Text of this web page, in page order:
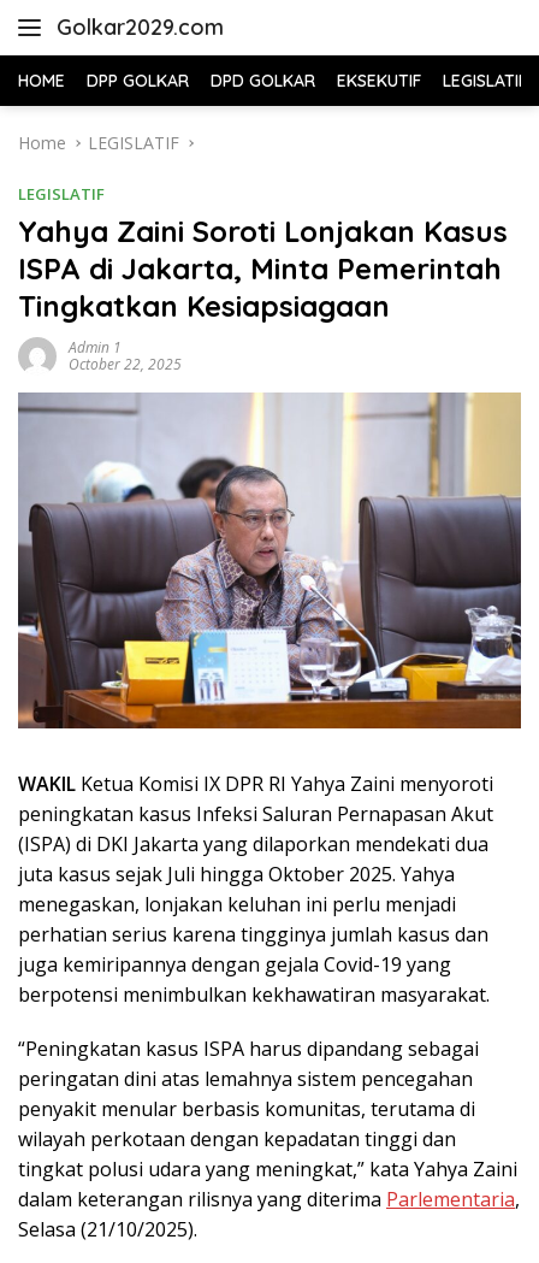
Golkar2029.com
HOME DPP GOLKAR DPD GOLKAR EKSEKUTIF LEGISLATIF
Home LEGISLATIF
LEGISLATIF
Yahya Zaini Soroti Lonjakan Kasus
ISPA di Jakarta, Minta Pemerintah
Tingkatkan Kesiapsiagaan
Admin 1
October 22, 2025
WAKIL Ketua Komisi IX DPR RI Yahya Zaini menyoroti
peningkatan kasus Infeksi Saluran Pernapasan Akut
(ISPA) di DKI Jakarta yang dilaporkan mendekati dua
juta kasus sejak Juli hingga Oktober 2025. Yahya
menegaskan, lonjakan keluhan ini perlu menjadi
perhatian serius karena tingginya jumlah kasus dan
juga kemiripannya dengan gejala Covid-19 yang
berpotensi menimbulkan kekhawatiran masyarakat.
“Peningkatan kasus ISPA harus dipandang sebagai
peringatan dini atas lemahnya sistem pencegahan
penyakit menular berbasis komunitas, terutama di
wilayah perkotaan dengan kepadatan tinggi dan
tingkat polusi udara yang meningkat,” kata Yahya Zaini
dalam keterangan rilisnya yang diterima Parlementaria,
Selasa (21/10/2025).